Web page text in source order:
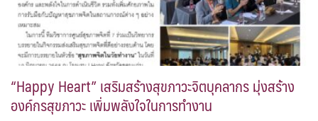
“Happy Heart” เสริมสร้างสุขภาวะจิตบุคลากร มุ่งสร้าง
องค์กรสุขภาวะ เพิ่มพลังใจในการทำงาน